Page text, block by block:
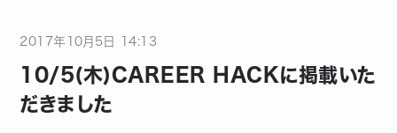
2017年 10月 5 日 14:13
10/5(木)CAREER HACKに掲載いた
だきました